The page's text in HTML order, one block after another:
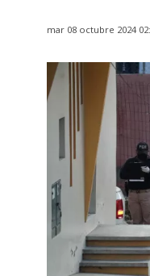
mar 08 octubre 2024